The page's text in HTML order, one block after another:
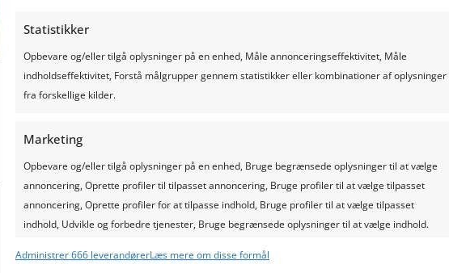
Statistikker
Opbevare og/eller tilgå oplysninger på en enhed, Måle annonceringseffektivitet, Måle
indholdseffektivitet, Forstå målgrupper gennem statistikker eller kombinationer af oplysninger
fra forskellige kilder.
Marketing
Opbevare og/eller tilgå oplysninger på en enhed, Bruge begrænsede oplysninger til at vælge
annoncering, Oprette profiler til tilpasset annoncering, Bruge profiler til at vælge tilpasset
annoncering, Oprette profiler for at tilpasse indhold, Bruge profiler til at vælge tilpasset
indhold, Udvikle og forbedre tjenester, Bruge begrænsede oplysninger til at vælge indhold.
Administrer 666 leverandørerLæs mere om disse formål
Kontakt